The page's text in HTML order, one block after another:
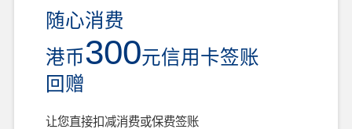
随心消费
港币300元信用卡签账
回赠
让您直接扣减消费或保费签账